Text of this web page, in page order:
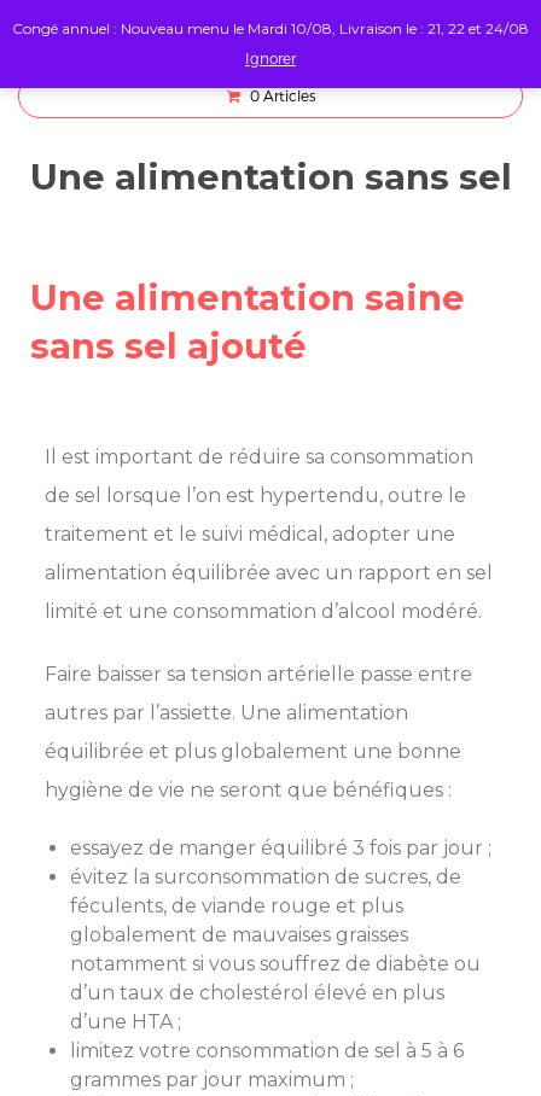
0 Articles
Une alimentation sans sel
Une alimentation saine
sans sel ajouté
Il est important de réduire sa consommation
de sel lorsque l’on est hypertendu, outre le
traitement et le suivi médical, adopter une
alimentation équilibrée avec un rapport en sel
limité et une consommation d’alcool modéré.
Faire baisser sa tension artérielle passe entre
autres par l’assiette. Une alimentation
équilibrée et plus globalement une bonne
hygiène de vie ne seront que bénéfiques :
essayez de manger équilibré 3 fois par jour ;
évitez la surconsommation de sucres, de
féculents, de viande rouge et plus
globalement de mauvaises graisses
notamment si vous souffrez de diabète ou
d’un taux de cholestérol élevé en plus
d’une HTA ;
limitez votre consommation de sel à 5 à 6
grammes par jour maximum ;
Congé annuel : Nouveau menu le Mardi 10/08, Livraison le : 21, 22 et 24/08
Ignorer